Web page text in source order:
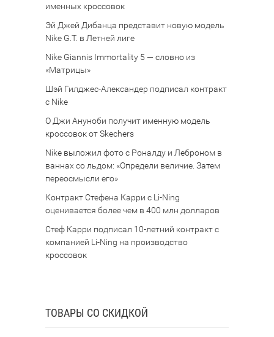
именных кроссовок
Эй Джей Дибанца представит новую модель
Nike G.T. в Летней лиге
Nike Giannis Immortality 5 — словно из
«Матрицы»
Шэй Гилджес-Александер подписал контракт
с Nike
О Джи Ануноби получит именную модель
кроссовок от Skechers
Nike выложил фото с Роналду и Леброном в
ваннах со льдом: «Определи величие. Затем
переосмысли его»
Контракт Стефена Карри с Li-Ning
оценивается более чем в 400 млн долларов
Стеф Карри подписал 10-летний контракт с
компанией Li-Ning на производство
кроссовок
ТОВАРЫ СО СКИДКОЙ